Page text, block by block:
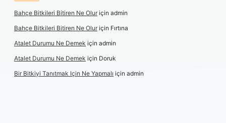
Bahçe Bitkileri Bitiren Ne Oluriçin admin
Bahçe Bitkileri Bitiren Ne Oluriçin Fırtına
Atalet Durumu Ne Demek için admin
Atalet Durumu Ne Demek için Doruk
Bir Bitkiyi Tanıtmak Için Ne Yapmalı için admin